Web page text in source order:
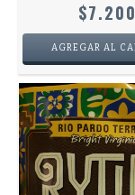
$7.200